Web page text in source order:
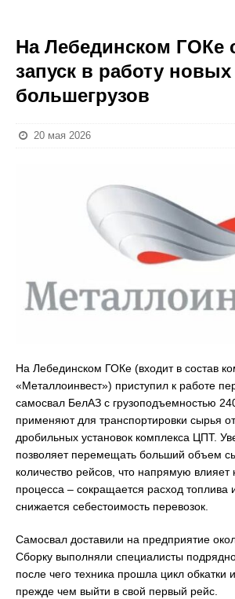
На Лебединском ГОКе
запуск в работу новых
большегрузов
20 мая 2026
На Лебединском ГОКе (входит в состав
«Металлоинвест») приступил к работе
самосвал БелАЗ с грузоподъемностью
применяют для транспортировки сырья
дробильных установок комплекса ЦПТ.
позволяет перемещать больший объем
количество рейсов, что напрямую влияет
процесса – сокращается расход топлива
снижается себестоимость перевозок.
Самосвал доставили на предприятие
Сборку выполняли специалисты
после чего техника прошла цикл обкатки
прежде чем выйти в свой первый рейс.